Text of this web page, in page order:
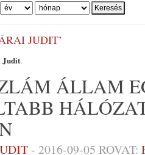
JUDIT’
.
ÁLLAM
- 2016-09-05 ROVAT: